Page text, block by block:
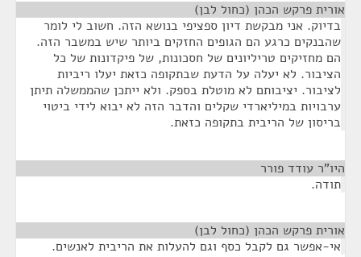
אורית פרקש הכהן (כחול לבן)
בדיוק. אני מבקשת דיון ספציפי בנושא הזה. חשוב לי לומר
שהבנקים כרגע הם הגופים החזקים ביותר שיש במשבר הזה.
הם מחזיקים טריליונים של חסכונות, של פיקדונות של כל
הציבור. לא יעלה על הדעת שבתקופה כזאת יעלו ריביות
לציבור. יציבותם לא מוטלת בספק. ולא ייתכן שהממשלה תיתן
ערבויות במיליארדי שקלים והדבר הזה לא יבוא לידי ביטוי
בריסון של הריבית בתקופה כזאת.
היו"ר עודד פורר
תודה.
אורית פרקש הכהן (כחול לבן)
אי-אפשר גם לקבל כסף וגם להעלות את הריבית לאנשים.